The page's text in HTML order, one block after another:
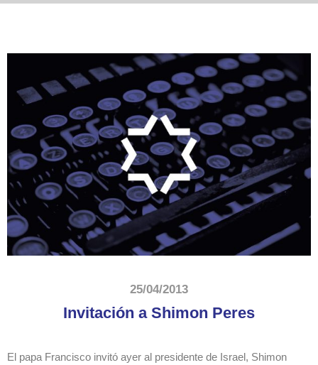
25/04/2013
Invitación a Shimon Peres
El papa Francisco invitó ayer al presidente de Israel, Shimon